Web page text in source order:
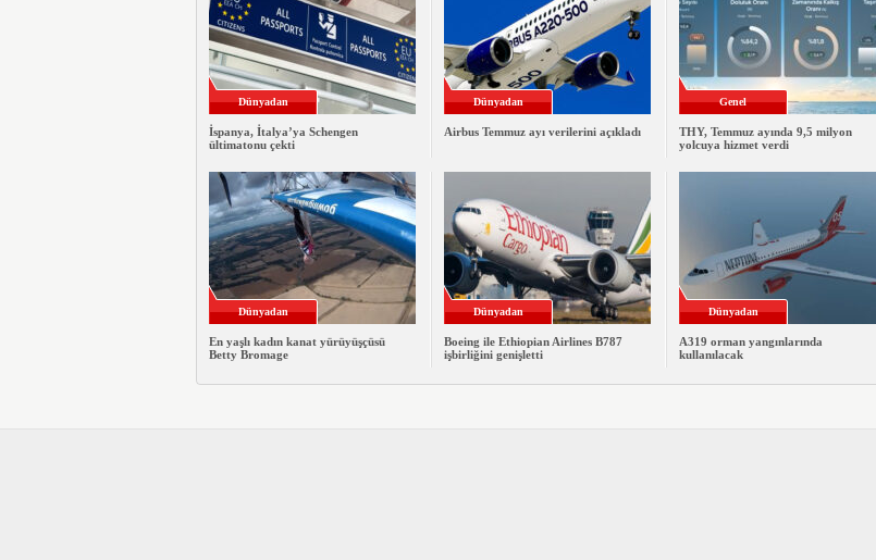
Dünyadan
İspanya, İtalya’ya Schengen
ültimatonu çekti
Dünyadan
Airbus Temmuz ayı verilerini açıkladı
Genel
THY, Temmuz ayında 9,5 milyon
yolcuya hizmet verdi
Dünyadan
En yaşlı kadın kanat yürüyüşçüsü
Betty Bromage
Dünyadan
Boeing ile Ethiopian Airlines B787
işbirliğini genişletti
Dünyadan
A319 orman yangınlarında
kullanılacak